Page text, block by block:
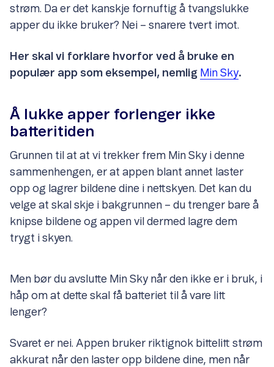
strøm. Da er det kanskje fornuftig å tvangslukke
apper du ikke bruker? Nei – snarere tvert imot.
Her skal vi forklare hvorfor ved å bruke en
populær app som eksempel, nemlig Min Sky.
Å lukke apper forlenger ikke
batteritiden
Grunnen til at at vi trekker frem Min Sky i denne
sammenhengen, er at appen blant annet laster
opp og lagrer bildene dine i nettskyen. Det kan du
velge at skal skje i bakgrunnen – du trenger bare å
knipse bildene og appen vil dermed lagre dem
trygt i skyen.
Men bør du avslutte Min Sky når den ikke er i bruk, i
håp om at dette skal få batteriet til å vare litt
lenger?
Svaret er nei. Appen bruker riktignok bittelitt strøm
akkurat når den laster opp bildene dine, men når